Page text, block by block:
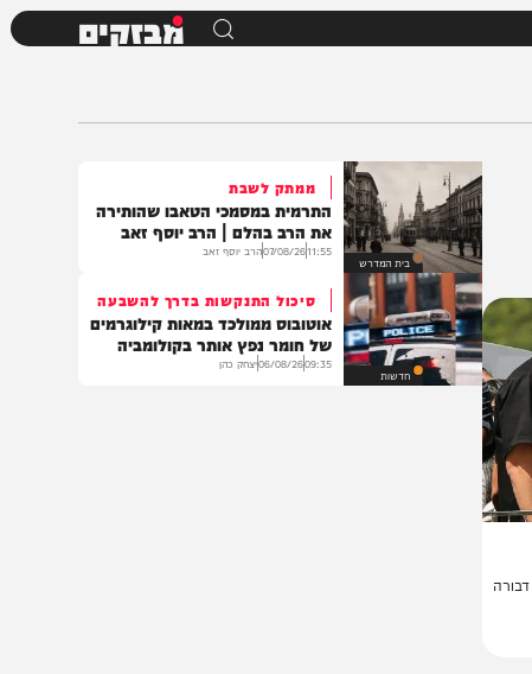
מבזקים
בית המדרש
ממתק לשבת
התרמית במסמכי הטאבו שהותירה
את הרב בהלם | הרב יוסף זאב
07/08/26 הרב יוסף זאב
סיכול התנקשות בדרך להשבעה
אוטובוס ממולכד במאות קילוגרמים
של חומר נפץ אותר בקולומביה
09:35